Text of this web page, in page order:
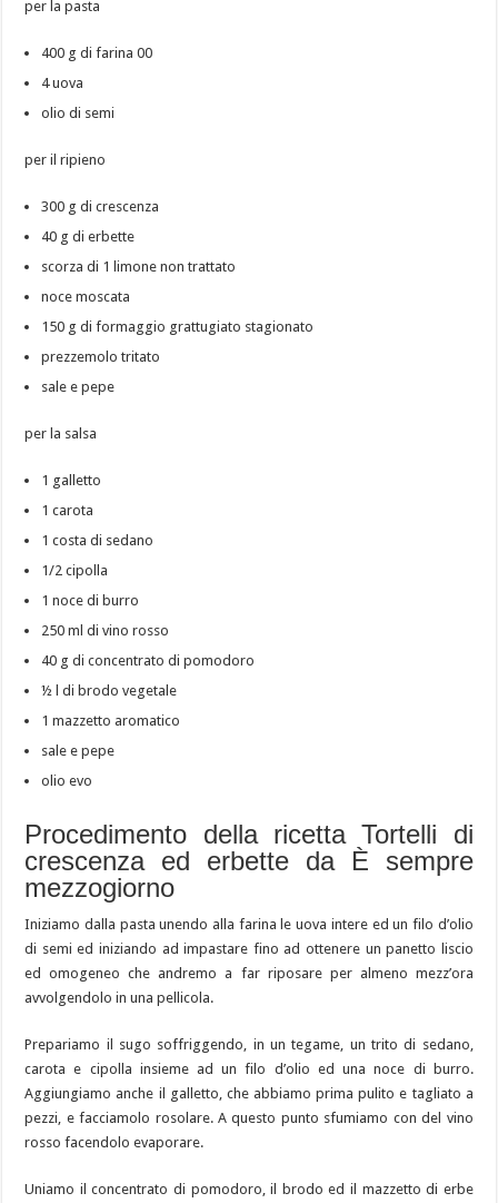
per la pasta
400 g di farina 00
4 uova
olio di semi
per il ripieno
300 g di crescenza
40 g di erbette
scorza di 1 limone non trattato
noce moscata
150 g di formaggio grattugiato stagionato
prezzemolo tritato
sale e pepe
per la salsa
1 galletto
1 carota
1 costa di sedano
1/2 cipolla
1 noce di burro
250 ml di vino rosso
40 g di concentrato di pomodoro
½ l di brodo vegetale
1 mazzetto aromatico
sale e pepe
olio evo
Procedimento della ricetta Tortelli di
crescenza ed erbette da È sempre
mezzogiorno
Iniziamo dalla pasta unendo alla farina le uova intere ed un filo d’olio
di semi ed iniziando ad impastare fino ad ottenere un panetto liscio
ed omogeneo che andremo a far riposare per almeno mezz’ora
avvolgendolo in una pellicola.
Prepariamo il sugo soffriggendo, in un tegame, un trito di sedano,
carota e cipolla insieme ad un filo d’olio ed una noce di burro.
Aggiungiamo anche il galletto, che abbiamo prima pulito e tagliato a
pezzi, e facciamolo rosolare. A questo punto sfumiamo con del vino
rosso facendolo evaporare.
Uniamo il concentrato di pomodoro, il brodo ed il mazzetto di erbe